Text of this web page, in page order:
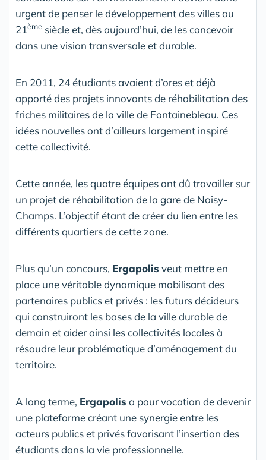
urgent de penser le développement des villes au
21ème siècle et, dès aujourd’hui, de les concevoir
dans une vision transversale et durable.
En 2011, 24 étudiants avaient d’ores et déjà
apporté des projets innovants de réhabilitation des
friches militaires de la ville de Fontainebleau. Ces
idées nouvelles ont d’ailleurs largement inspiré
cette collectivité.
Cette année, les quatre équipes ont dû travailler sur
un projet de réhabilitation de la gare de Noisy-
Champs. L’objectif étant de créer du lien entre les
différents quartiers de cette zone.
Plus qu’un concours, Ergapolis veut mettre en
place une véritable dynamique mobilisant des
partenaires publics et privés : les futurs décideurs
qui construiront les bases de la ville durable de
demain et aider ainsi les collectivités locales à
résoudre leur problématique d’aménagement du
territoire.
A long terme, Ergapolis a pour vocation de devenir
une plateforme créant une synergie entre les
acteurs publics et privés favorisant l’insertion des
étudiants dans la vie professionnelle.